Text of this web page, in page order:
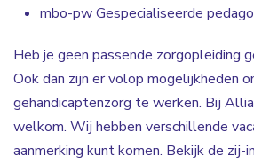
mbo-pw Gespecialiseerde
Heb je geen passende zorgopleiding
Ook dan zijn er volop mogelijkheden
gehandicaptenzorg te werken. Bij
welkom. Wij hebben verschillende
aanmerking kunt komen. Bekijk de zij-